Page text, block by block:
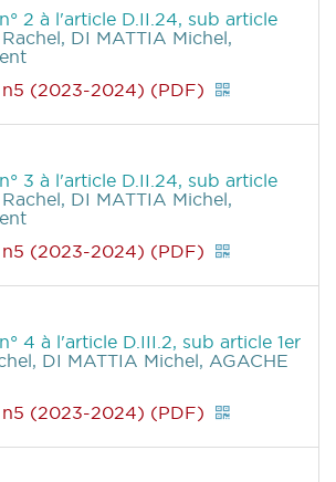
2 à l'article D.II.24, sub article
DI MATTIA Michel,
n5 (2023-2024) (PDF)
3 à l'article D.II.24, sub article
DI MATTIA Michel,
n5 (2023-2024) (PDF)
4 à l'article D.III.2, sub article 1er
DI MATTIA Michel, AGACHE
n5 (2023-2024) (PDF)